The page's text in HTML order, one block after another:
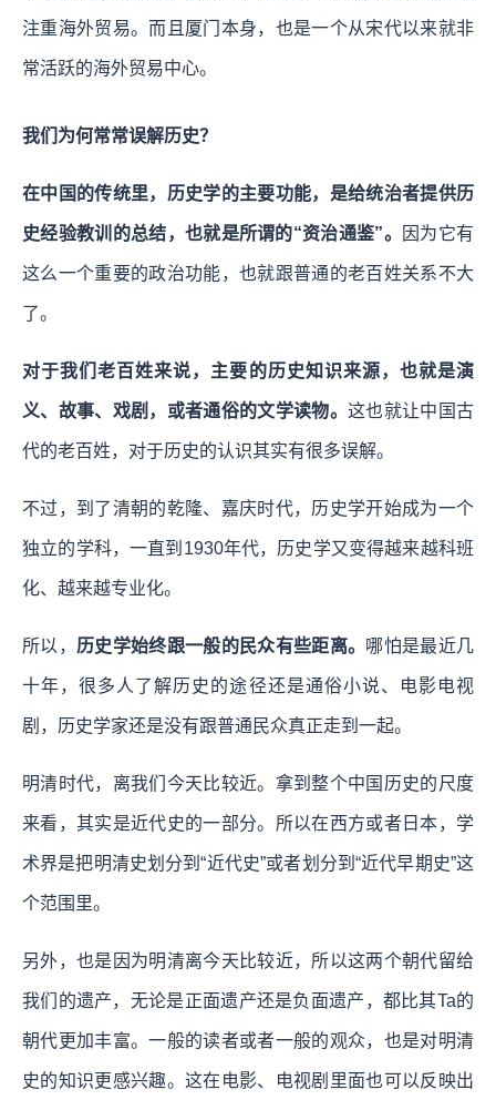
注重海外贸易。而且厦门本身，也是一个从宋代以来就非
常活跃的海外贸易中心。
我们为何常常误解历史？
在中国的传统里，历史学的主要功能，是给统治者提供历
史经验教训的总结，也就是所谓的“资治通鉴”。 因为它有
这么一个重要的政治功能，也就跟普通的老百姓关系不大
了。
对于我们老百姓来说，主要的历史知识来源，也就是演
义、故事、戏剧，或者通俗的文学读物。 这也就让中国古
代的老百姓，对于历史的认识其实有很多误解。
不过，到了清朝的乾隆、嘉庆时代，历史学开始成为一个
独立的学科，一直到1930年代，历史学又变得越来越科班
化、越来越专业化。
所以， 历史学始终跟一般的民众有些距离。 哪怕是最近几
十年，很多人了解历史的途径还是通俗小说、电影电视
剧，历史学家还是没有跟普通民众真正走到一起。
明清时代，离我们今天比较近。拿到整个中国历史的尺度
来看，其实是近代史的一部分。所以在西方或者日本，学
术界是把明清史划分到“近代史”或者划分到“近代早期史”这
个范围里。
另外，也是因为明清离今天比较近，所以这两个朝代留给
我们的遗产，无论是正面遗产还是负面遗产，都比其Ta的
朝代更加丰富。一般的读者或者一般的观众，也是对明清
史的知识更感兴趣。这在电影、电视剧里面也可以反映出